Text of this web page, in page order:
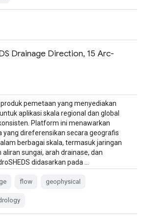
Drainage Direction, 15 Arc-
produk pemetaan yang menyediakan
aplikasi skala regional dan global
Platform ini menawarkan
yang direferensikan secara geografis
berbagai skala, termasuk jaringan
sungai, arah drainase, dan
didasarkan pada …
flow geophysical